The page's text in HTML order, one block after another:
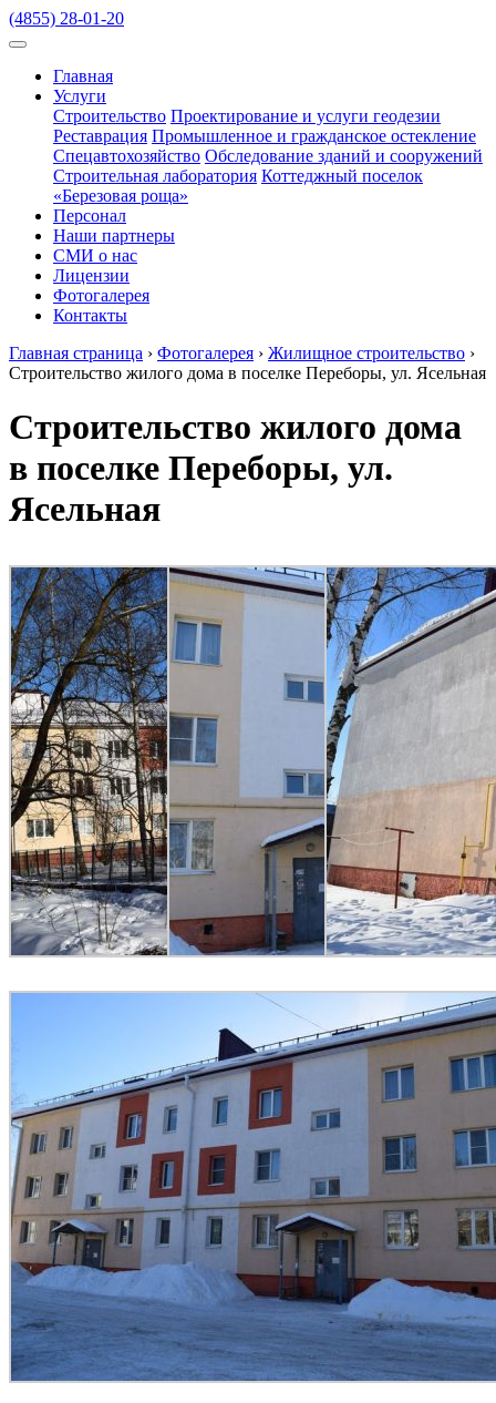
(4855) 28-01-20
Главная
Услуги
Строительство Проектирование и услуги геодезии
Реставрация Промышленное и гражданское остекление
Спецавтохозяйство Обследование зданий и сооружений
Строительная лаборатория Коттеджный поселок
«Березовая роща»
Персонал
Наши партнеры
СМИ о нас
Лицензии
Фотогалерея
Контакты
Главная страница › Фотогалерея › Жилищное строительство ›
Строительство жилого дома в поселке Переборы, ул. Ясельная
Строительство жилого дома
в поселке Переборы, ул.
Ясельная